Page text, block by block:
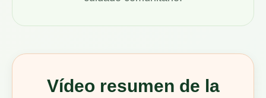
Vídeo resumen de la